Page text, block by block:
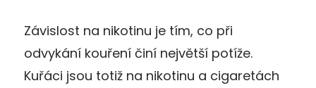
Závislost na nikotinu je tím, co při
odvykání kouření činí největší potíže.
Kuřáci jsou totiž na nikotinu a cigaretách